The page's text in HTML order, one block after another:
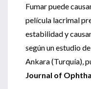
Fumar puede
película lacrimal
estabilidad y
según un estudio
Ankara (Turquía),
Journal of